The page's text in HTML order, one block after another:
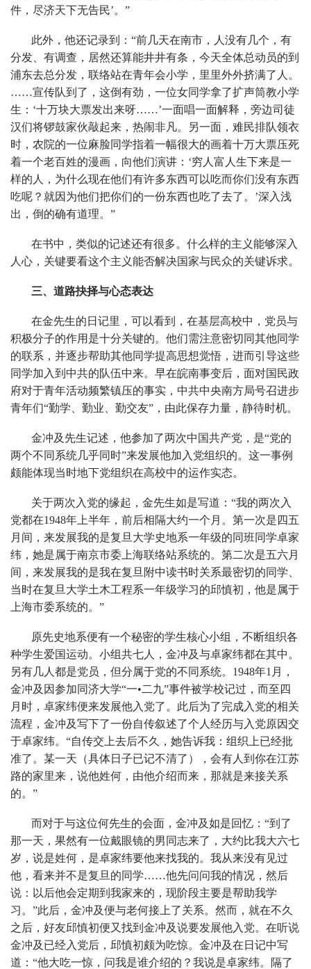
件，尽济天下无告民’。”
此外，他还记录到：“前几天在南市，人没有几个，有
分发、有调查，居然还算能井井有条，今天全体总动员的到
浦东去总分发，联络站在青年会小学，里里外外挤满了人。
……宣传队到了，这倒有劲，一位女同学拿了扩声筒教小学
生：‘十万块大票发出来呀……’一面唱一面解释，旁边司徒
汉们将锣鼓家伙敲起来，热闹非凡。另一面，难民排队领衣
时，农院的一位麻脸同学指着一幅很大的画着十万大票压死
着一个老百姓的漫画，向他们演讲：‘穷人富人生下来是一
样的人，为什么现在他们有许多东西可以吃而你们没有东西
吃呢？就因为他们把你们的一份东西也吃了去了。’深入浅
出，倒的确有道理。”
在书中，类似的记述还有很多。什么样的主义能够深入
人心，关键要看这个主义能否解决国家与民众的关键诉求。
三、道路抉择与心态表达
在金先生的日记里，可以看到，在基层高校中，党员与
积极分子的作用是十分关键的。他们需注意密切同其他同学
的联系，并逐步帮助其他同学提高思想觉悟，进而引导这些
同学加入到中共的队伍中来。早在皖南事变后，面对国民政
府对于青年活动频繁镇压的事实，中共中央南方局号召进步
青年们“勤学、勤业、勤交友”，由此保存力量，静待时机。
金冲及先生记述，他参加了两次中国共产党，是“党的
两个不同系统几乎同时”来发展他加入党组织的。这一事例
颇能体现当时地下党组织在高校中的运作实态。
关于两次入党的缘起，金先生如是写道：“我的两次入
党都在1948年上半年，前后相隔大约一个月。第一次是四五
月间，来发展我的是复旦大学史地系一年级的同班同学卓家
纬，她是属于南京市委上海联络站系统的。第二次是五六月
间，来发展我的是我在复旦附中读书时关系最密切的同学、
当时在复旦大学土木工程系一年级学习的邱慎初，他是属于
上海市委系统的。”
原先史地系便有一个秘密的学生核心小组，不断组织各
种学生爱国运动。小组共七人，金冲及与卓家纬都在其中。
另有几人都是党员，但分属于党的不同系统。1948年1月，
金冲及因参加同济大学“一•二九”事件被学校记过，而至四
月时，卓家纬便来发展他入党了。此后为了完成入党的相关
流程，金冲及写下了一份自传叙述了个人经历与入党原因交
于卓家纬。“自传交上去后不久，她告诉我：组织上已经批
准了。某一天（具体日子已记不清了），会有人到你在江苏
路的家里来，说他姓何，由他介绍而来，那就是来接关系
的。”
而对于与这位何先生的会面，金冲及如是回忆：“到了
那一天，果然有一位戴眼镜的男同志来了，大约比我大六七
岁，说是姓何，是卓家纬要他来找我的。我从来没有见过
他，看来并不是复旦的同学……他先问问我的情况，然后
说：以后他会定期到我家来的，现阶段主要是帮助我学
习。”此后，金冲及便与老何接上了关系。然而，就在不久
之后，好友邱慎初便又找到金冲及说要发展他入党。在听说
金冲及已经入党后，邱慎初颇为吃惊。金冲及在日记中写
道：“他大吃一惊，问我是谁介绍的？我说是卓家纬。隔了